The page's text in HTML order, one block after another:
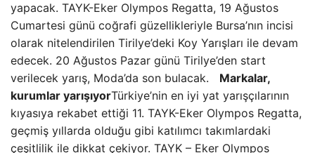
yapacak. TAYK-Eker Olympos Regatta, 19 Ağustos
Cumartesi günü coğrafi güzellikleriyle Bursa’nın incisi
olarak nitelendirilen Tirilye’deki Koy Yarışları ile devam
edecek. 20 Ağustos Pazar günü Tirilye’den start
verilecek yarış, Moda’da son bulacak. Markalar,
kurumlar yarışıyorTürkiye’nin en iyi yat yarışçılarının
kıyasıya rekabet ettiği 11. TAYK-Eker Olympos Regatta,
geçmiş yıllarda olduğu gibi katılımcı takımlardaki
çeşitlilik ile dikkat çekiyor. TAYK – Eker Olympos